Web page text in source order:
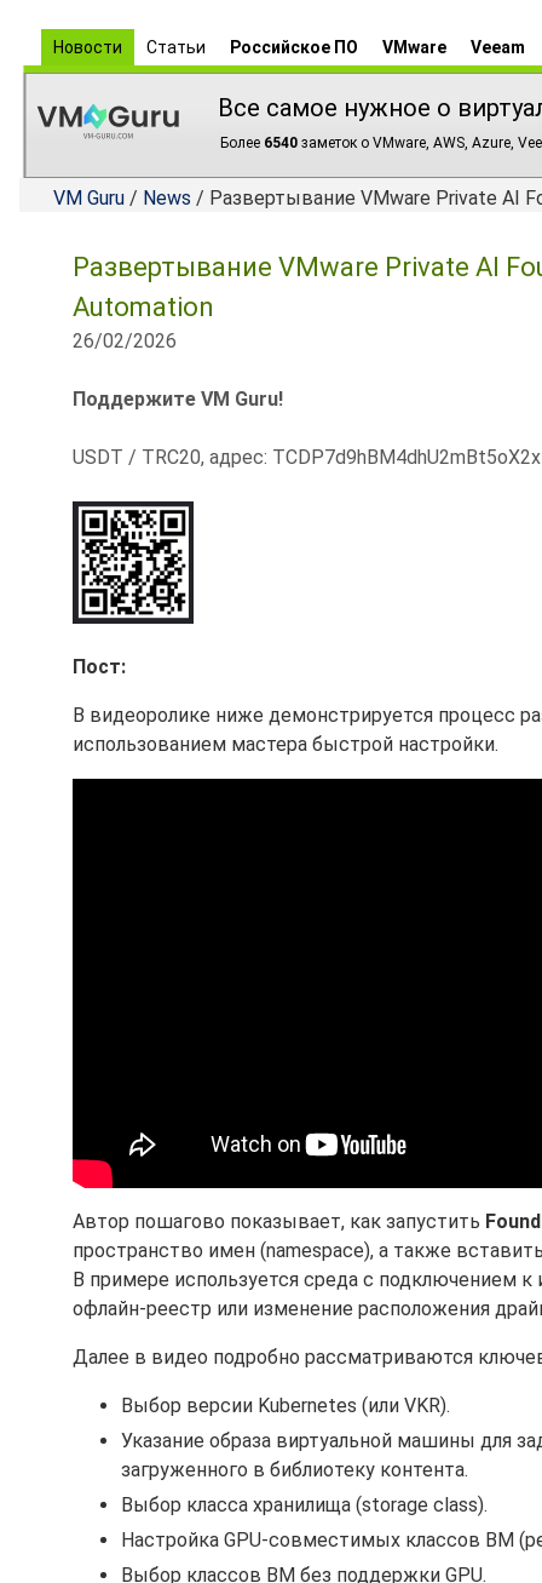
Новости Статьи Российское ПО VMware Veeam
Все самое нужное о
Более 6540 заметок о VMware, AWS, Azure,
VM Guru / News / Развертывание VMware Private AI
Развертывание VMware Private AI
Automation
26/02/2026
Поддержите VM Guru!
USDT / TRC20, адрес:
Пост:
В видеоролике ниже демонстрируется процесс
использованием мастера быстрой настройки.
Автор пошагово показывает, как запустить
пространство имен (namespace), а также
В примере используется среда с подключением
офлайн-реестр или изменение расположения
Далее в видео подробно рассматриваются
Выбор версии Kubernetes (или VKR).
Указание образа виртуальной машины для
загруженного в библиотеку контента.
Выбор класса хранилища (storage class).
Настройка GPU-совместимых классов ВМ
Выбор классов ВМ без поддержки GPU.